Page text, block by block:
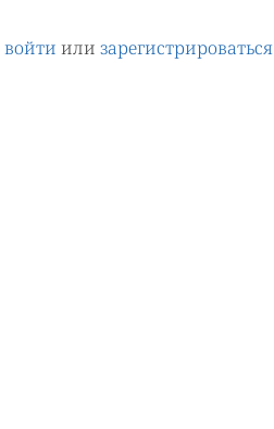
войти или зарегистрироваться